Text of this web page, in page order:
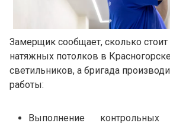
Замерщик сообщает, сколько стоит
натяжных потолков в
светильников, а бригада
работы:
Выполнение